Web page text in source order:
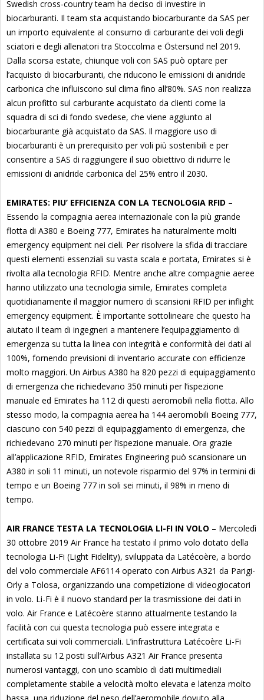
Swedish cross-country team ha deciso di investire in
biocarburanti. Il team sta acquistando biocarburante da SAS per
un importo equivalente al consumo di carburante dei voli degli
sciatori e degli allenatori tra Stoccolma e Östersund nel 2019.
Dalla scorsa estate, chiunque voli con SAS può optare per
l’acquisto di biocarburanti, che riducono le emissioni di anidride
carbonica che influiscono sul clima fino all’80%. SAS non realizza
alcun profitto sul carburante acquistato da clienti come la
squadra di sci di fondo svedese, che viene aggiunto al
biocarburante già acquistato da SAS. Il maggiore uso di
biocarburanti è un prerequisito per voli più sostenibili e per
consentire a SAS di raggiungere il suo obiettivo di ridurre le
emissioni di anidride carbonica del 25% entro il 2030.
EMIRATES: PIU’ EFFICIENZA CON LA TECNOLOGIA RFID –
Essendo la compagnia aerea internazionale con la più grande
flotta di A380 e Boeing 777, Emirates ha naturalmente molti
emergency equipment nei cieli. Per risolvere la sfida di tracciare
questi elementi essenziali su vasta scala e portata, Emirates si è
rivolta alla tecnologia RFID. Mentre anche altre compagnie aeree
hanno utilizzato una tecnologia simile, Emirates completa
quotidianamente il maggior numero di scansioni RFID per inflight
emergency equipment. È importante sottolineare che questo ha
aiutato il team di ingegneri a mantenere l’equipaggiamento di
emergenza su tutta la linea con integrità e conformità dei dati al
100%, fornendo previsioni di inventario accurate con efficienze
molto maggiori. Un Airbus A380 ha 820 pezzi di equipaggiamento
di emergenza che richiedevano 350 minuti per l’ispezione
manuale ed Emirates ha 112 di questi aeromobili nella flotta. Allo
stesso modo, la compagnia aerea ha 144 aeromobili Boeing 777,
ciascuno con 540 pezzi di equipaggiamento di emergenza, che
richiedevano 270 minuti per l’ispezione manuale. Ora grazie
all’applicazione RFID, Emirates Engineering può scansionare un
A380 in soli 11 minuti, un notevole risparmio del 97% in termini di
tempo e un Boeing 777 in soli sei minuti, il 98% in meno di
tempo.
AIR FRANCE TESTA LA TECNOLOGIA LI-FI IN VOLO – Mercoledì
30 ottobre 2019 Air France ha testato il primo volo dotato della
tecnologia Li-Fi (Light Fidelity), sviluppata da Latécoère, a bordo
del volo commerciale AF6114 operato con Airbus A321 da Parigi-
Orly a Tolosa, organizzando una competizione di videogiocatori
in volo. Li-Fi è il nuovo standard per la trasmissione dei dati in
volo. Air France e Latécoère stanno attualmente testando la
facilità con cui questa tecnologia può essere integrata e
certificata sui voli commerciali. L’infrastruttura Latécoère Li-Fi
installata su 12 posti sull’Airbus A321 Air France presenta
numerosi vantaggi, con uno scambio di dati multimediali
completamente stabile a velocità molto elevata e latenza molto